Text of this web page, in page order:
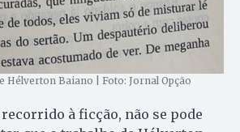
Hélverton Baiano | Foto: Jornal Opção
à ficção, não se pode